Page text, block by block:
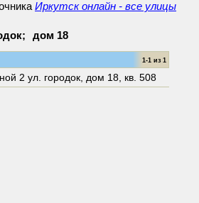
Иркутск онлайн - все улицы
дом 18
1-1 из 1
2 ул. городок, дом 18 кв. 508